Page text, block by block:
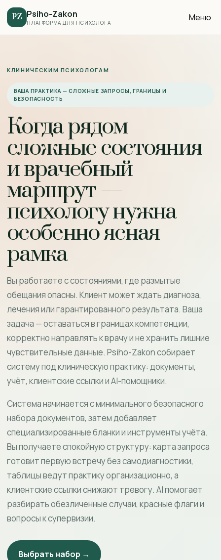
PZ Psiho-Zakon
ПЛАТФОРМА ДЛЯ ПСИХОЛОГА Меню
КЛИНИЧЕСКИМ ПСИХОЛОГАМ
ВАША ПРАКТИКА — СЛОЖНЫЕ ЗАПРОСЫ, ГРАНИЦЫ И
БЕЗОПАСНОСТЬ
Когда рядом
сложные состояния
и врачебный
маршрут —
психологу нужна
особенно ясная
рамка
Вы работаете с состояниями, где размытые
обещания опасны. Клиент может ждать диагноза,
лечения или гарантированного результата. Ваша
задача — оставаться в границах компетенции,
корректно направлять к врачу и не хранить лишние
чувствительные данные. Psiho-Zakon собирает
систему под клиническую практику: документы,
учёт, клиентские ссылки и AI-помощники.
Система начинается с минимального безопасного
набора документов, затем добавляет
специализированные бланки и инструменты учёта.
Вы получаете спокойную структуру: карта запроса
готовит первую встречу без самодиагностики,
таблицы ведут практику организационно, а
клиентские ссылки снижают тревогу. AI помогает
разбирать обезличенные случаи, красные флаги и
вопросы к супервизии.
Выбрать набор →